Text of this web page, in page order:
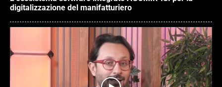
digitalizzazione del manifatturiero